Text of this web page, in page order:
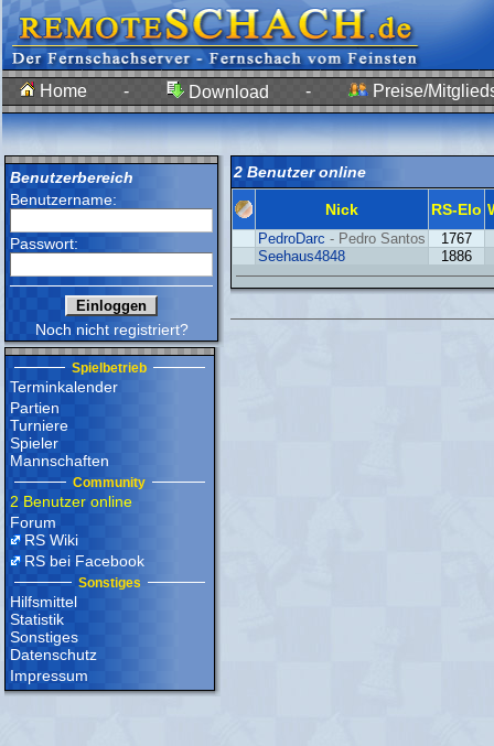
Home - Download - Preise/
Benutzerbereich
Benutzername:
Passwort:
Noch nicht registriert?
Spielbetrieb
Terminkalender
Partien
Turniere
Spieler
Mannschaften
Community
2 Benutzer online
Forum
RS Wiki
RS bei Facebook
Sonstiges
Hilfsmittel
Statistik
Sonstiges
Datenschutz
Impressum
2 Benutzer online
Nick RS-Elo
PedroDarc - Pedro Santos
1767
Seehaus4848
1886